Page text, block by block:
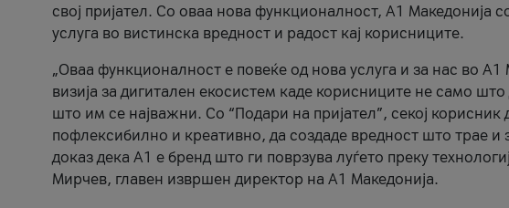
свој пријател. Со оваа нова функционалност, А1 Македонија
услуга во вистинска вредност и радост кај корисниците.
„Оваа функционалност е повеќе од нова услуга и за нас во
визија за дигитален екосистем каде корисниците не само
што им се најважни. Со “Подари на пријател”, секој
пофлексибилно и креативно, да создаде вредност што трае и
доказ дека А1 е бренд што ги поврзува луѓето преку
Мирчев, главен извршен директор на А1 Македонија.